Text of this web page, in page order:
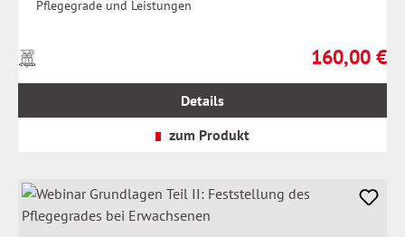
Pflegegrade und Leistungen
Regulärer
160,00 €
Preise
inkl.
Details
zum Produkt